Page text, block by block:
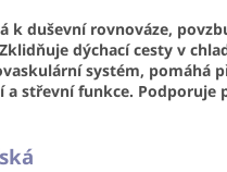
k duševní rovnováze,
dýchací cesty v
systém, pomáhá
a střevní funkce.